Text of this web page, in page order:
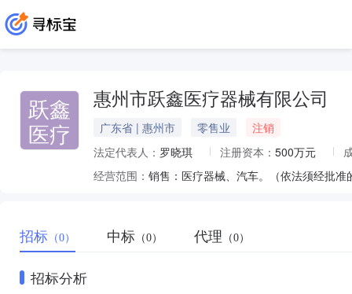
跃鑫
医疗
惠州市跃鑫医疗器械有限公司
广东省 | 惠州市 零售业
注销
法定代表人： 罗晓琪 注册资本： 500万元
经营范围： 销售：医疗器械、汽车。（依法须经批
招标 （0） 中标 （0） 代理 （0）
招标分析